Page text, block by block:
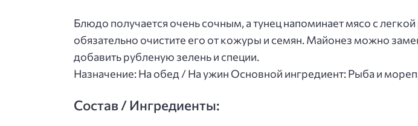
Блюдо получается очень сочным, а тунец напоминает мясо с
обязательно очистите его от кожуры и семян. Майонез можно
добавить рубленую зелень и специи.
Назначение: На обед / На ужин Основной ингредиент: Рыба и
Состав / Ингредиенты: